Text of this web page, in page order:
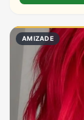
AMIZADE